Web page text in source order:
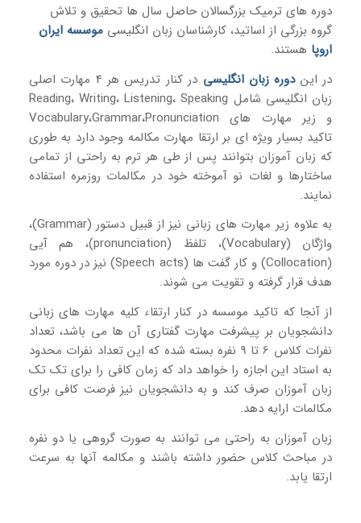
دوره های ترمیک بزرگسالان حاصل سال ها تحقیق و تلاش
گروه بزرگی از اساتید، کارشناسان زبان انگلیسی موسسه ایران
اروپا هستند.
در ایندوره زبان انگلیسی
در کنار تدریس هر 4 مهارت اصلی
زبان انگلیسی شامل Reading، Writing، Listening، Speaking
و زیر مهارت های Vocabulary،Grammar،Pronunciation
تاکید بسیار ویژه ای بر ارتقا مهارت مکالمه وجود دارد به طوری
که زبان آموزان بتوانند پس از طی هر ترم به راحتی از تمامی
ساختارها و لغات نو آموخته خود در مکالمات روزمره استفاده
نمایند.
به علاوه زیر مهارت های زبانی نیز از قبیل دستور (Grammar)،
واژگان (Vocabulary)، تلفظ (pronunciation)، هم آیی
(Collocation) و کار گفت ها (Speech acts) نیز در دوره مورد
هدف قرار گرفته و تقویت می شوند.
از آنجا که تاکید موسسه در کنار ارتقاء کلیه مهارت های زبانی
دانشجویان بر پیشرفت مهارت گفتاری آن ها می باشد، تعداد
نفرات کلاس 6 تا 9 نفره بسته شده که این تعداد نفرات محدود
به استاد این اجازه را خواهد داد که زمان کافی را برای تک تک
زبان آموزان صرف کند و به دانشجویان نیز فرصت کافی برای
مکالمات ارایه دهد.
زبان آموزان به راحتی می توانند به صورت گروهی یا دو نفره
در مباحث کلاس حضور داشته باشند و مکالمه آنها به سرعت
ارتقا یابد.